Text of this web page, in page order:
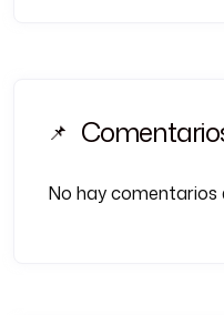
No hay comentarios